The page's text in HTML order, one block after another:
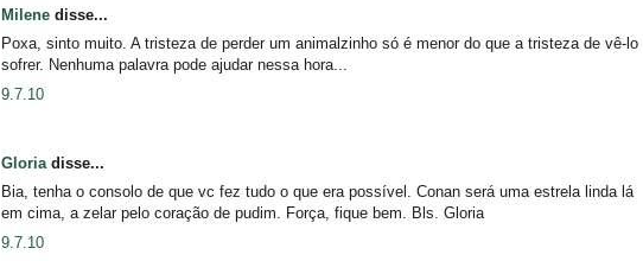
Milene disse...
Poxa, sinto muito. A tristeza de perder um animalzinho só é menor do que a tristeza de vê-lo
sofrer. Nenhuma palavra pode ajudar nessa hora...
9.7.10
Gloria disse...
Bia, tenha o consolo de que vc fez tudo o que era possível. Conan será uma estrela linda lá
em cima, a zelar pelo coração de pudim. Força, fique bem. Bls. Gloria
9.7.10